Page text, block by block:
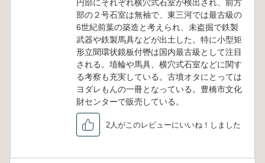
円部にそれぞれ横穴式石室が検出され、前方
部の２号石室は無袖で、東三河では最古級の
6世紀前葉の築造と考えられ、未盗掘で鉄製
武器や鉄製馬具などが出土した。特に小型矩
形立聞環状鏡板付轡は国内最古級として注目
される。埴輪や馬具、横穴式石室などに関す
る考察も充実している。古墳オタにとっては
ヨダレもんの一冊となっている。豊橋市文化
財センターで販売している。
2人がこのレビューにいいね！しました